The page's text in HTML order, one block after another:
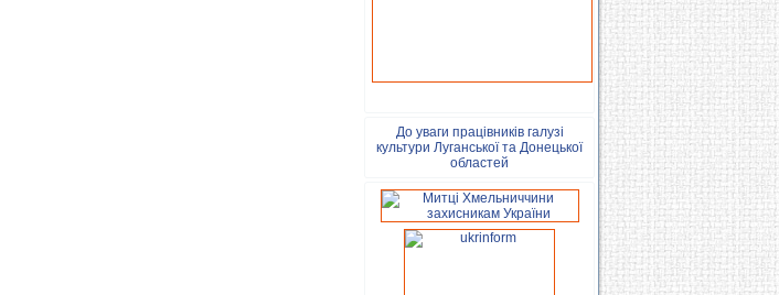
До уваги працівників галузі
культури Луганської та Донецької
областей